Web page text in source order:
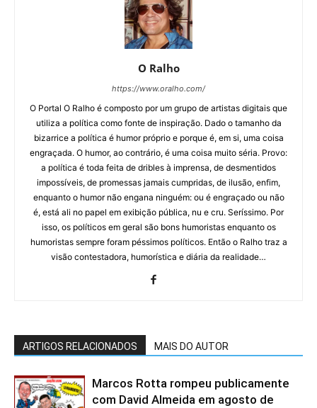
O Ralho
https://www.oralho.com/
O Portal O Ralho é composto por um grupo de artistas digitais que
utiliza a política como fonte de inspiração. Dado o tamanho da
bizarrice a política é humor próprio e porque é, em si, uma coisa
engraçada. O humor, ao contrário, é uma coisa muito séria. Provo:
a política é toda feita de dribles à imprensa, de desmentidos
impossíveis, de promessas jamais cumpridas, de ilusão, enfim,
enquanto o humor não engana ninguém: ou é engraçado ou não
é, está ali no papel em exibição pública, nu e cru. Seríssimo. Por
isso, os políticos em geral são bons humoristas enquanto os
humoristas sempre foram péssimos políticos. Então o Ralho traz a
visão contestadora, humorística e diária da realidade…
ARTIGOS RELACIONADOS MAIS DO AUTOR
Marcos Rotta rompeu publicamente
com David Almeida em agosto de